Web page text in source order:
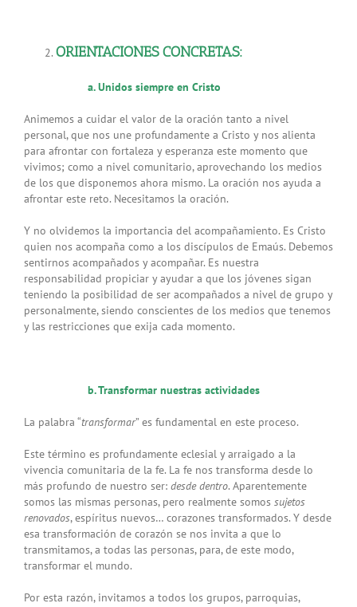
ORIENTACIONES CONCRETAS:
a. Unidos siempre en Cristo
Animemos a cuidar el valor de la oración tanto a nivel
personal, que nos une profundamente a Cristo y nos alienta
para afrontar con fortaleza y esperanza este momento que
vivimos; como a nivel comunitario, aprovechando los medios
de los que disponemos ahora mismo. La oración nos ayuda a
afrontar este reto. Necesitamos la oración.
Y no olvidemos la importancia del acompañamiento. Es Cristo
quien nos acompaña como a los discípulos de Emaús. Debemos
sentirnos acompañados y acompañar. Es nuestra
responsabilidad propiciar y ayudar a que los jóvenes sigan
teniendo la posibilidad de ser acompañados a nivel de grupo y
personalmente, siendo conscientes de los medios que tenemos
y las restricciones que exija cada momento.
b. Transformar nuestras actividades
La palabra “transformar” es fundamental en este proceso.
Este término es profundamente eclesial y arraigado a la
vivencia comunitaria de la fe. La fe nos transforma desde lo
más profundo de nuestro ser: desde dentro. Aparentemente
somos las mismas personas, pero realmente somos sujetos
renovados, espíritus nuevos… corazones transformados. Y desde
esa transformación de corazón se nos invita a que lo
transmitamos, a todas las personas, para, de este modo,
transformar el mundo.
Por esta razón, invitamos a todos los grupos, parroquias,